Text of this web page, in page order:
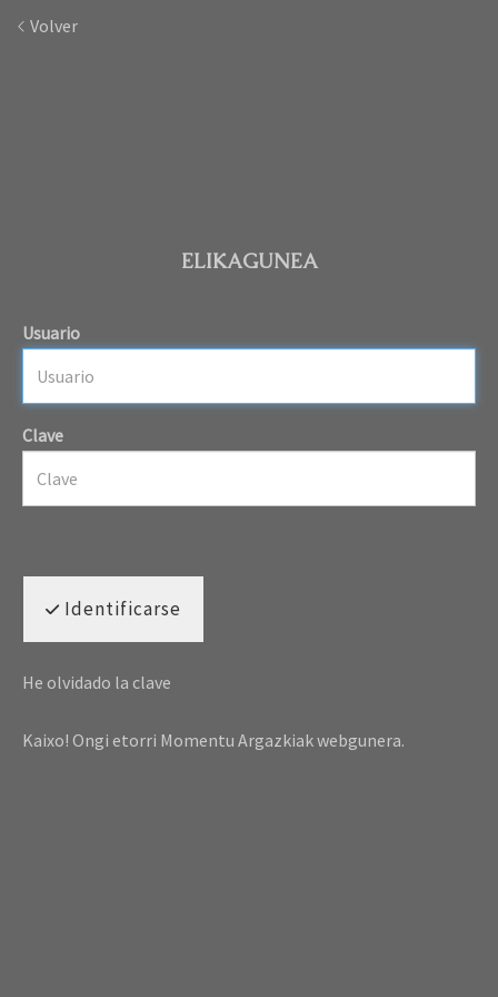
Volver
ELIKAGUNEA
Usuario
Clave
Identificarse
He olvidado la clave
Kaixo! Ongi etorri Momentu Argazkiak webgunera.